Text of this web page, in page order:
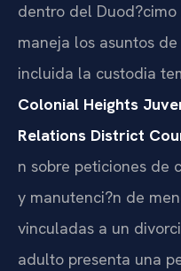
dentro del
maneja los asuntos
incluida la custodia
Colonial Heights
Relations District
n sobre peticiones de
y manutenci?n de
vinculadas a un
adulto presenta una